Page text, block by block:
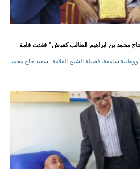
حاج محمد بن ابراهيم الطالب كعباش” فقدت قامة
ووطنية سامقة، فضيلة الشيخ العلامة "سعيد حاج محمد